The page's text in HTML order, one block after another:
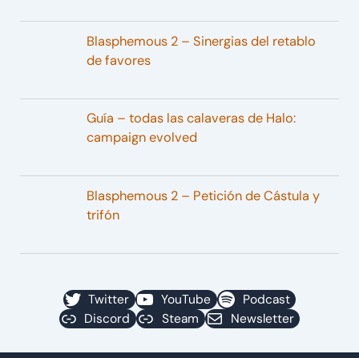
Blasphemous 2 – Sinergias del retablo
de favores
Guía – todas las calaveras de Halo:
campaign evolved
Blasphemous 2 – Petición de Cástula y
trifón
Twitter YouTube
Podcast
Discord
Steam Newsletter